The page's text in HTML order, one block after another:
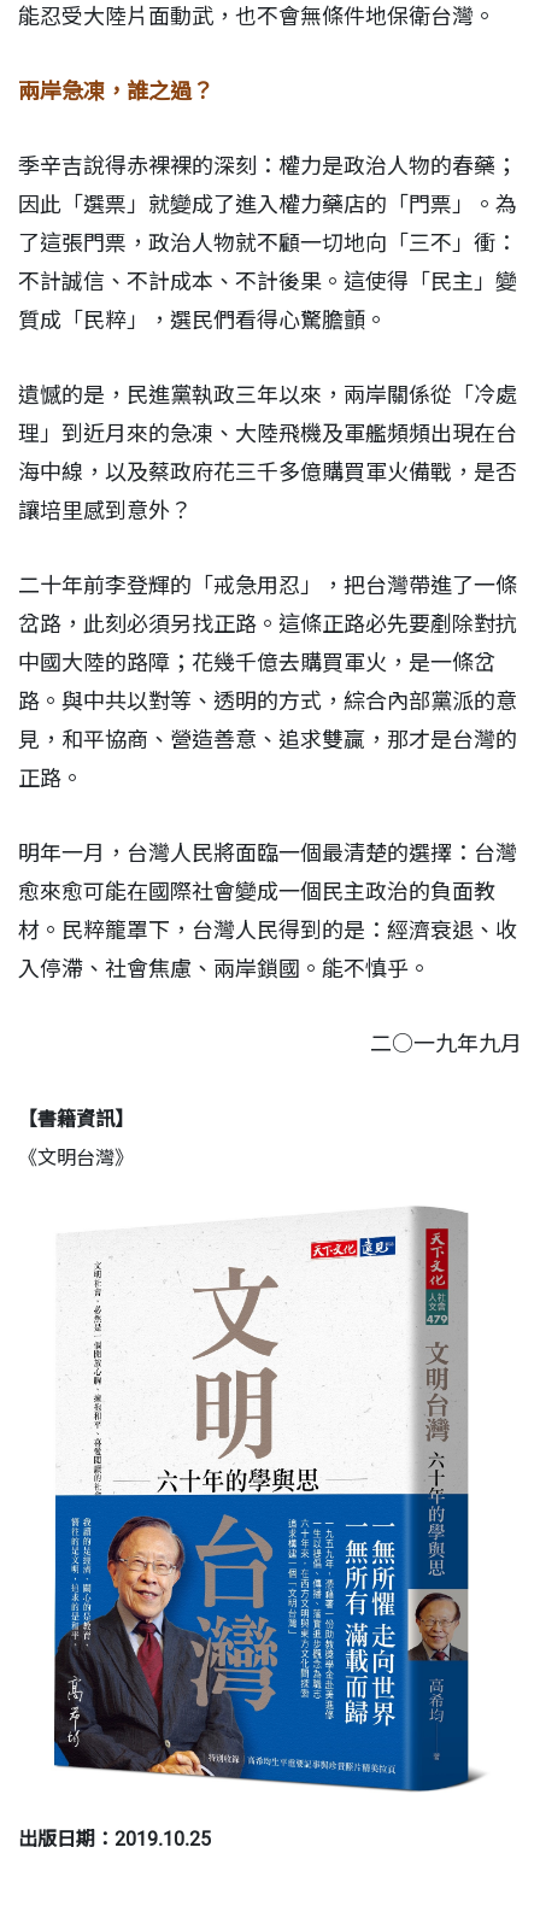
能忍受大陸片面動武，也不會無條件地保衛台灣。
兩岸急凍，誰之過？
季辛吉說得赤裸裸的深刻：權力是政治人物的春藥；
因此「選票」就變成了進入權力藥店的「門票」。為
了這張門票，政治人物就不顧一切地向「三不」衝：
不計誠信、不計成本、不計後果。這使得「民主」變
質成「民粹」，選民們看得心驚膽顫。
遺憾的是，民進黨執政三年以來，兩岸關係從「冷處
理」到近月來的急凍、大陸飛機及軍艦頻頻出現在台
海中線，以及蔡政府花三千多億購買軍火備戰，是否
讓培里感到意外？
二十年前李登輝的「戒急用忍」，把台灣帶進了一條
岔路，此刻必須另找正路。這條正路必先要剷除對抗
中國大陸的路障；花幾千億去購買軍火，是一條岔
路。與中共以對等、透明的方式，綜合內部黨派的意
見，和平協商、營造善意、追求雙贏，那才是台灣的
正路。
明年一月，台灣人民將面臨一個最清楚的選擇：台灣
愈來愈可能在國際社會變成一個民主政治的負面教
材。民粹籠罩下，台灣人民得到的是：經濟衰退、收
入停滯、社會焦慮、兩岸鎖國。能不慎乎。
二○一九年九月
【書籍資訊】
《文明台灣》
出版日期：2019.10.25